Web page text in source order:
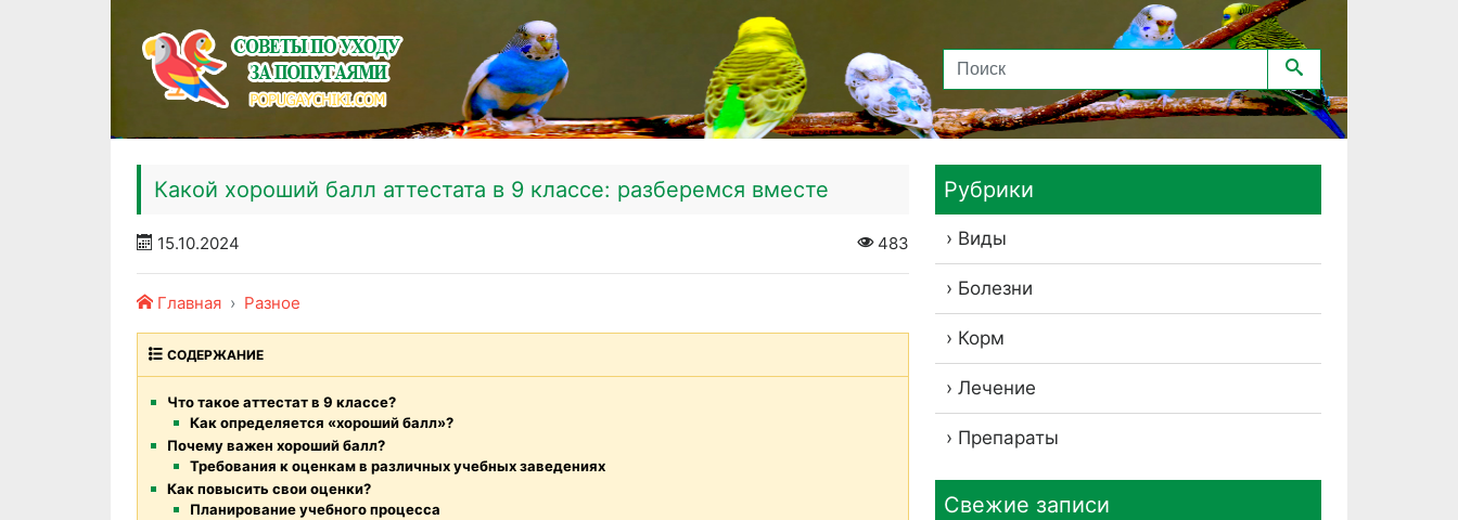
Какой хороший балл аттестата в 9 классе: разберемся вместе
15.10.2024 483
Главная Разное
СОДЕРЖАНИЕ
Что такое аттестат в 9 классе?
Как определяется «хороший балл»?
Почему важен хороший балл?
Требования к оценкам в различных учебных заведениях
Как повысить свои оценки?
Планирование учебного процесса
Рубрики
Виды
Болезни
Корм
Лечение
Препараты
Свежие записи